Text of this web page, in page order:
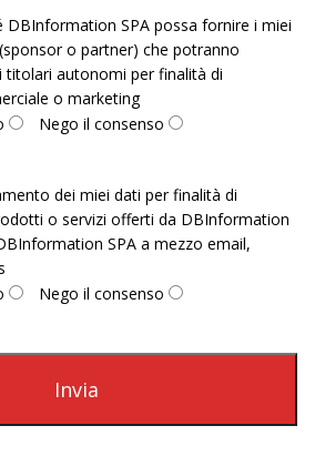
DBInformation SPA possa fornire i miei
o partner) che potranno
titolari autonomi per finalità di
o marketing
Nego il consenso
dei miei dati per finalità di
o servizi offerti da DBInformation
SPA a mezzo email,
Nego il consenso